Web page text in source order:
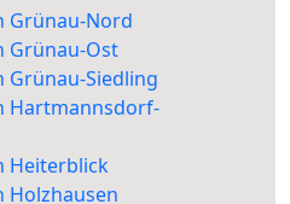
Grünau-Nord
Grünau-Ost
Grünau-Siedling
Hartmannsdorf-
Heiterblick
Holzhausen